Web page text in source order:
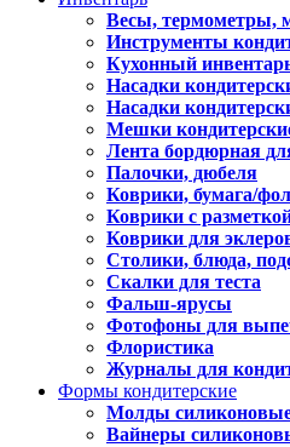
Весы, термометры,
Инструменты
Кухонный
Насадки
Насадки
Мешки
Лента бордюрная
Палочки, дюбеля
Коврики, бумага/
Коврики с
Коврики для
Столики, блюда,
Скалки для теста
Фальш-ярусы
Фотофоны для
Флористика
Журналы для
Формы кондитерские
Молды
Вайнеры